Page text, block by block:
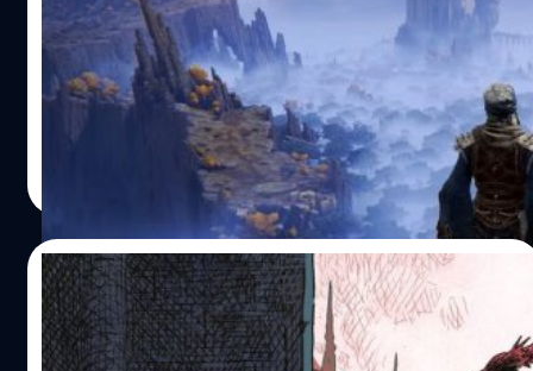
Elden Ring เป็นเกมล่าสุดจากค่าย FromSoftware และ
ประสบความสำเร็จทั่วโลกในปีที่ผ่านมา ความลับมากมายของ
เกมยังคงถูกซ่อนไว้จนถึงทุกวันนี้ ทำให้ผู้เล่นสามารถค้นพบ
บางสิ่งที่ไม่คาดคิดได้ทุกครั้งที่เล่น
อรรถพันธ์ ภาษาสุข | 1247 days ago
27/02/2023
ข่าวลือ Bloodborne มีแผนจะพอร์ตให้ PC แต่
ถูกยกเลิกไปแล้ว